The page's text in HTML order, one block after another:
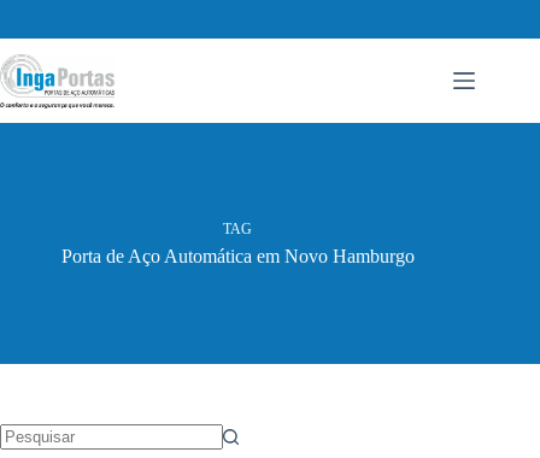
conteúdo
TAG
Porta de Aço Automática em Novo Hamburgo